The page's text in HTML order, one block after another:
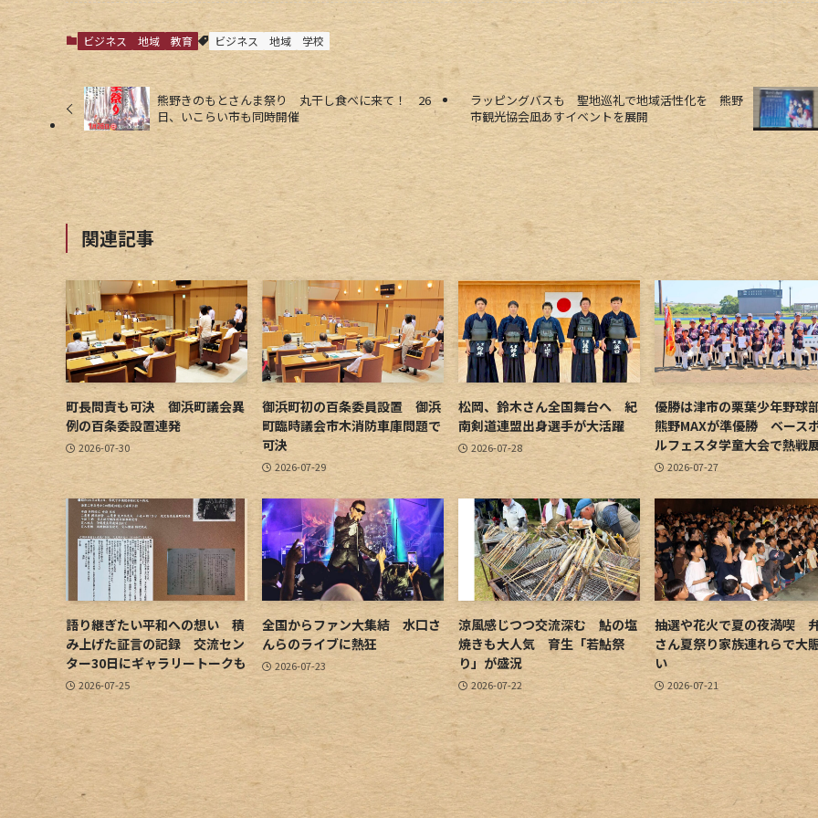
ビジネス 地域 教育 ビジネス 地域 学校
熊野きのもとさんま祭り 丸干し食べに来て！ 26
日、いこらい市も同時開催
ラッピングバスも 聖地巡礼で地域活性化を 熊野
市観光協会凪あすイベントを展開
関連記事
町長問責も可決 御浜町議会異
例の百条委設置連発
2026-07-30
御浜町初の百条委員設置 御浜
町臨時議会市木消防車庫問題で
可決
2026-07-29
松岡、鈴木さん全国舞台へ 紀
南剣道連盟出身選手が大活躍
2026-07-28
優勝は津市の栗葉少年野
熊野MAXが準優勝 ベース
ルフェスタ学童大会で熱戦
2026-07-27
語り継ぎたい平和への想い 積
み上げた証言の記録 交流セン
ター30日にギャラリートークも
2026-07-25
全国からファン大集結 水口さ
んらのライブに熱狂
2026-07-23
涼風感じつつ交流深む 鮎の塩
焼きも大人気 育生「若鮎祭
り」が盛況
2026-07-22
抽選や花火で夏の夜満喫
さん夏祭り家族連れらで大
い
2026-07-21